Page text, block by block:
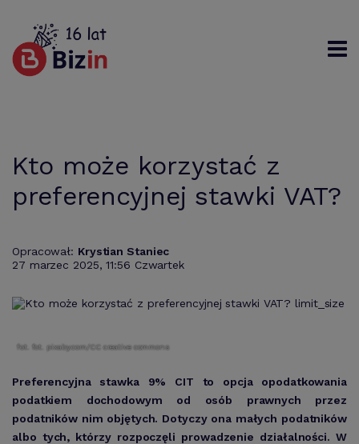
Kto może korzystać z
preferencyjnej stawki VAT?
Opracował: Krystian Staniec
27 marzec 2025, 11:56 Czwartek
fot. fot. pixaby.com/CC creative commons
Preferencyjna stawka 9% CIT to opcja opodatkowania
podatkiem dochodowym od osób prawnych przez
podatników nim objętych. Dotyczy ona małych podatników
albo tych, którzy rozpoczęli prowadzenie działalności. W